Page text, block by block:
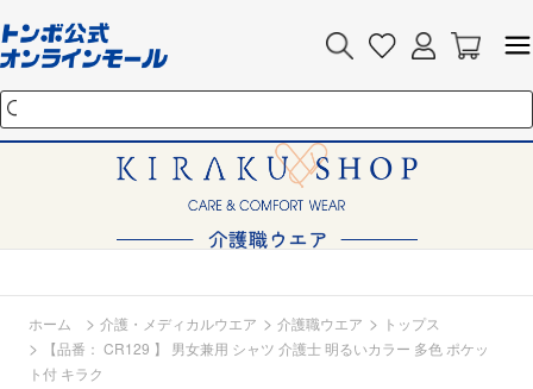
ホーム > 介護・メディカルウエア > 介護職ウエア > トップス
>
【品番： CR129 】 男女兼用 シャツ 介護士 明るいカラー 多色 ポケッ
ト付 キラク